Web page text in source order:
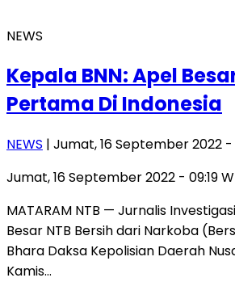
NEWS
Kepala BNN: Apel
Pertama Di Indonesia
NEWS | Jumat, 16 September 2022 -
Jumat, 16 September 2022 - 09:19
MATARAM NTB — Jurnalis
Besar NTB Bersih dari Narkoba
Bhara Daksa Kepolisian Daerah
Kamis…